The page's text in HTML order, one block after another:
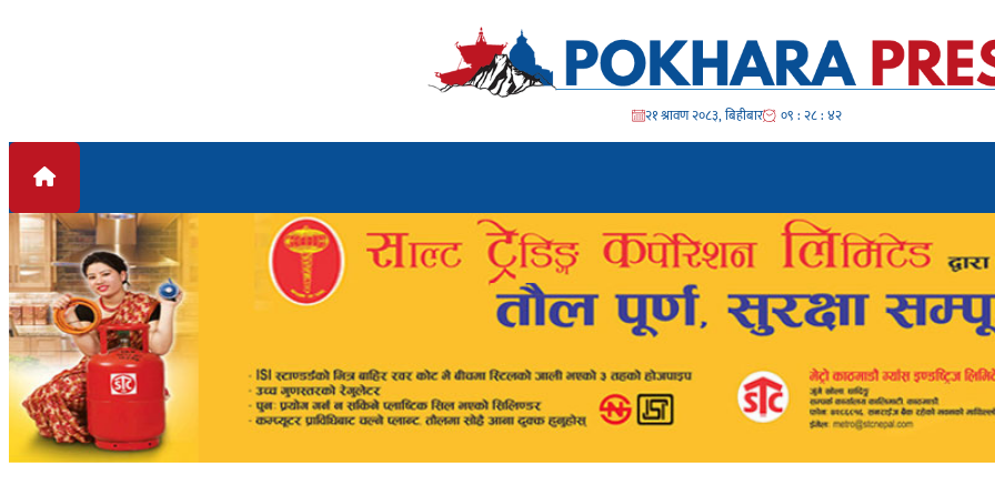
२१ श्रावण २०८३, बिहीबार ०९ : २८ : ४४